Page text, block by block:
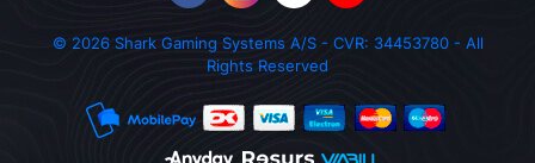
© 2026 Shark Gaming Systems A/S - CVR: 34453780 - All
Rights Reserved